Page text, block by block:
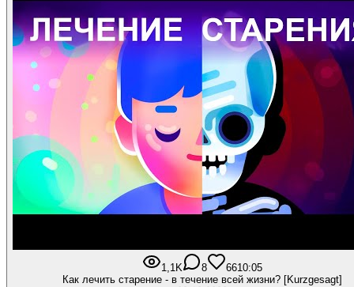
1,1K 8 6610:05
Как лечить старение - в течение всей жизни? [Kurzgesagt]